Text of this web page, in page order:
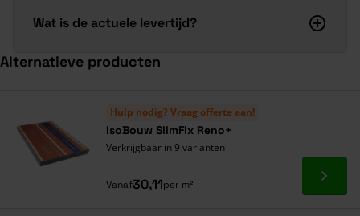
Wat is de actuele levertijd?
Alternatieve producten
Hulp nodig? Vraag offerte aan!
IsoBouw SlimFix Reno+
Verkrijgbaar in 9 varianten
Vanaf30,11per m² Ga